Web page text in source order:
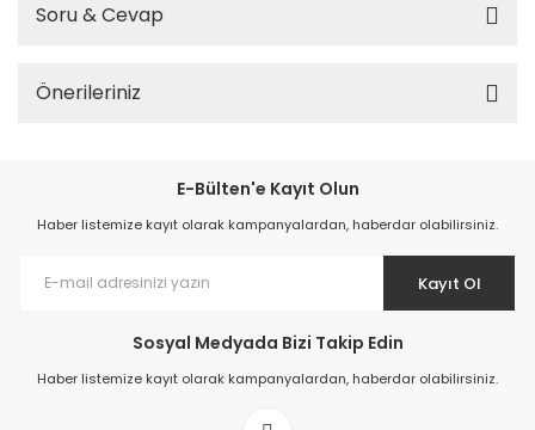
Soru & Cevap
Önerileriniz
E-Bülten'e Kayıt Olun
Haber listemize kayıt olarak kampanyalardan, haberdar olabilirsiniz.
Kayıt Ol
Sosyal Medyada Bizi Takip Edin
Haber listemize kayıt olarak kampanyalardan, haberdar olabilirsiniz.